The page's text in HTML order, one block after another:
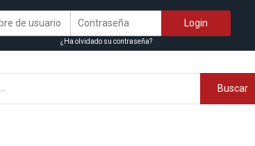
¿Ha olvidado su contraseña?
Buscar